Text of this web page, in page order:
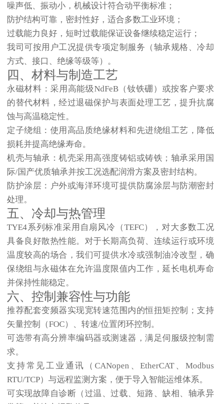
噪声低、振动小，机械设计符合动平衡标准；
防护结构可靠，密封性好，适合多数工业环境；
过载能力良好，短时过载能保证设备继续稳定运行；
我司可按用户工况提供专项定制服务（轴承规格、冷却
方式、接口、绝缘等级等）。
四、材料与制造工艺
永磁材料 ：采用高能级NdFeB（钕铁硼）或按客户要求
的替代材料，经过退磁保护与表面处理工艺，提升抗腐
蚀与高温稳定性。
定子绕组 ：使用高品质绝缘材料和先进绕组工艺，降低
损耗并提高绝缘寿命。
机壳与轴承 ：机壳采用高强度铸铝或铸铁；轴承采用国
际/国产优质轴承并按工况选配润滑方案及密封结构。
防护涂层 ：户外或海洋环境可提供防腐涂层与防潮密封
处理。
五、冷却与热管理
TYE4系列标准采用自扇风冷（TEFC），对大多数工况
具备良好散热性能。对于长期高负荷、连续运行或环境
温度较高的场合，我们可提供水冷或强制油冷改型，确
保绕组与永磁体在允许温度限值内工作，延长电机寿命
并保持性能稳定。
六、控制兼容性与功能
推荐配套变频器实现宽转速范围内的恒扭矩控制；支持
矢量控制（FOC）、转速/位置闭环控制。
可选带有高分辨率编码器或测速器，满足伺服级控制需
求。
支持常见工业通讯（CANopen、EtherCAT、Modbus
RTU/TCP）与远程监测方案，便于导入智能运维体系。
可实现故障自诊断（过温、过载、短路、缺相、轴承异